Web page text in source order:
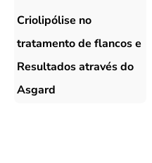
Criolipólise no
tratamento de flancos e
Resultados através do
Asgard